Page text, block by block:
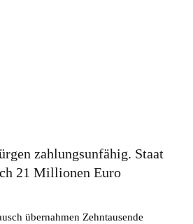
zahlungsunfähig. Staat
21 Millionen Euro
übernahmen Zehntausende